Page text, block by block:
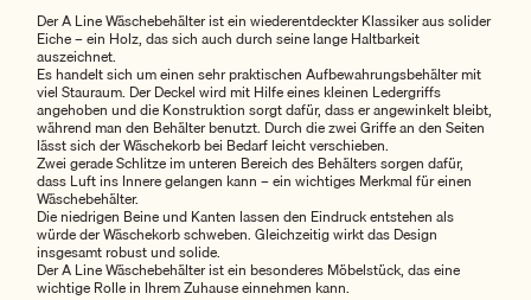
Der A Line Wäschebehälter ist ein wiederentdeckter Klassiker aus solider
Eiche – ein Holz, das sich auch durch seine lange Haltbarkeit
auszeichnet.
Es handelt sich um einen sehr praktischen Aufbewahrungsbehälter mit
viel Stauraum. Der Deckel wird mit Hilfe eines kleinen Ledergriffs
angehoben und die Konstruktion sorgt dafür, dass er angewinkelt bleibt,
während man den Behälter benutzt. Durch die zwei Griffe an den Seiten
lässt sich der Wäschekorb bei Bedarf leicht verschieben.
Zwei gerade Schlitze im unteren Bereich des Behälters sorgen dafür,
dass Luft ins Innere gelangen kann – ein wichtiges Merkmal für einen
Wäschebehälter.
Die niedrigen Beine und Kanten lassen den Eindruck entstehen als
würde der Wäschekorb schweben. Gleichzeitig wirkt das Design
insgesamt robust und solide.
Der A Line Wäschebehälter ist ein besonderes Möbelstück, das eine
wichtige Rolle in Ihrem Zuhause einnehmen kann.